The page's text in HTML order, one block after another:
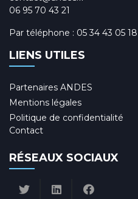
06 95 70 43 21
Par téléphone : 05 34 43 05 18
LIENS UTILES
Partenaires ANDES
Mentions légales
Politique de confidentialité
Contact
RÉSEAUX SOCIAUX